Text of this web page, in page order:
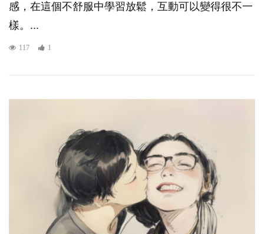
感，在這個不舒服中學習放鬆，互動可以變得很不一
樣。...
117 1